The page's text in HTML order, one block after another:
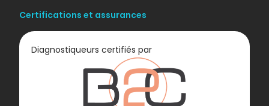
Certifications et assurances
Diagnostiqueurs certifiés par